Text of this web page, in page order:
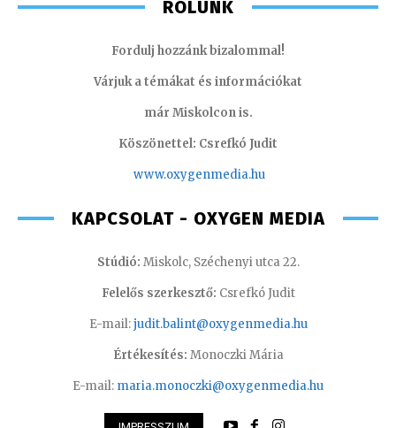
RÓLUNK
Fordulj hozzánk bizalommal!
Várjuk a témákat és információkat
már Miskolcon is.
Köszönettel: Csrefkó Judit
www.oxygenmedia.hu
KAPCSOLAT - OXYGEN MEDIA
Stúdió: Miskolc, Széchenyi utca 22.
Felelős szerkesztő: Csrefkó Judit
E-mail:judit.balint@oxygenmedia.hu
Értékesítés: Monoczki Mária
E-mail: maria.monoczki@oxygenmedia.hu